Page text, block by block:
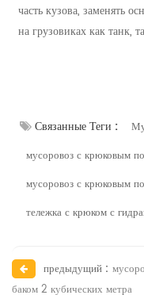
часть кузова, заменять
на грузовиках как танк,
Связанные Теги :
мусоровоз с крюковым
мусоровоз с крюковым
тележка с крюком с
предыдущий :
баком 2 кубических метра